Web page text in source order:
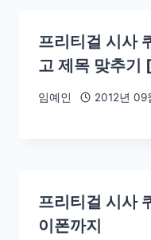
프리티걸 시사
고 제목 맞추기
임예인 2012년 09
프리티걸 시사
이폰까지